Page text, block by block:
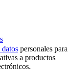
personales para
a productos